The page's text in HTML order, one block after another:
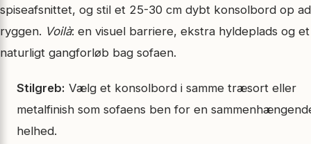
spiseafsnittet, og stil et 25-30 cm dybt konsolbord op ad
ryggen. Voilà: en visuel barriere, ekstra hyldeplads og et
naturligt gangforløb bag sofaen.
Stilgreb: Vælg et konsolbord i samme træsort eller
metalfinish som sofaens ben for en
helhed.